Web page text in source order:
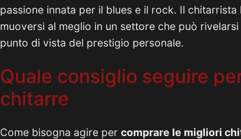
passione innata per il blues e il rock. Il
muoversi al meglio in un settore che può
punto di vista del prestigio personale.
Quale consiglio seguire
chitarre
Come bisogna agire per comprare le migliori